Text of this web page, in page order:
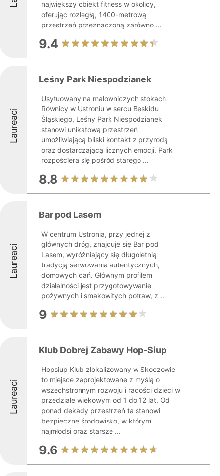
największy obiekt fitness w okolicy,
oferując rozległą, 1400-metrową
przestrzeń przeznaczoną zarówno ...
9.4
Laureaci
Leśny Park Niespodzianek
Usytuowany na malowniczych stokach
Równicy w Ustroniu w sercu Beskidu
Śląskiego, Leśny Park Niespodzianek
stanowi unikatową przestrzeń
umożliwiającą bliski kontakt z przyrodą
oraz dostarczającą licznych emocji. Park
rozpościera się pośród starego ...
8.8
Laureaci
Bar pod Lasem
W centrum Ustronia, przy jednej z
głównych dróg, znajduje się Bar pod
Lasem, wyróżniający się długoletnią
tradycją serwowania autentycznych,
domowych dań. Głównym profilem
działalności jest przygotowywanie
pożywnych i smakowitych potraw, z ...
9
Laureaci
Klub Dobrej Zabawy Hop-Siup
Hopsiup Klub zlokalizowany w Skoczowie
to miejsce zaprojektowane z myślą o
wszechstronnym rozwoju i radości dzieci w
przedziale wiekowym od 1 do 12 lat. Od
ponad dekady przestrzeń ta stanowi
bezpieczne środowisko, w którym
najmłodsi oraz starsze ...
9.6